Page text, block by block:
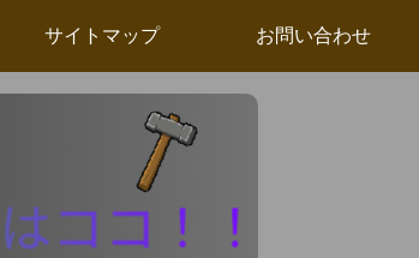
サイトマップ お問い合わせ